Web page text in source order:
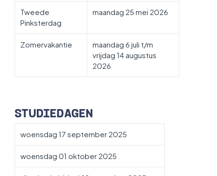
Tweede
Pinksterdag
maandag 25 mei 2026
Zomervakantie
maandag 6 juli t/m
vrijdag 14 augustus
2026
STUDIEDAGEN
woensdag 17 september 2025
woensdag 01 oktober 2025